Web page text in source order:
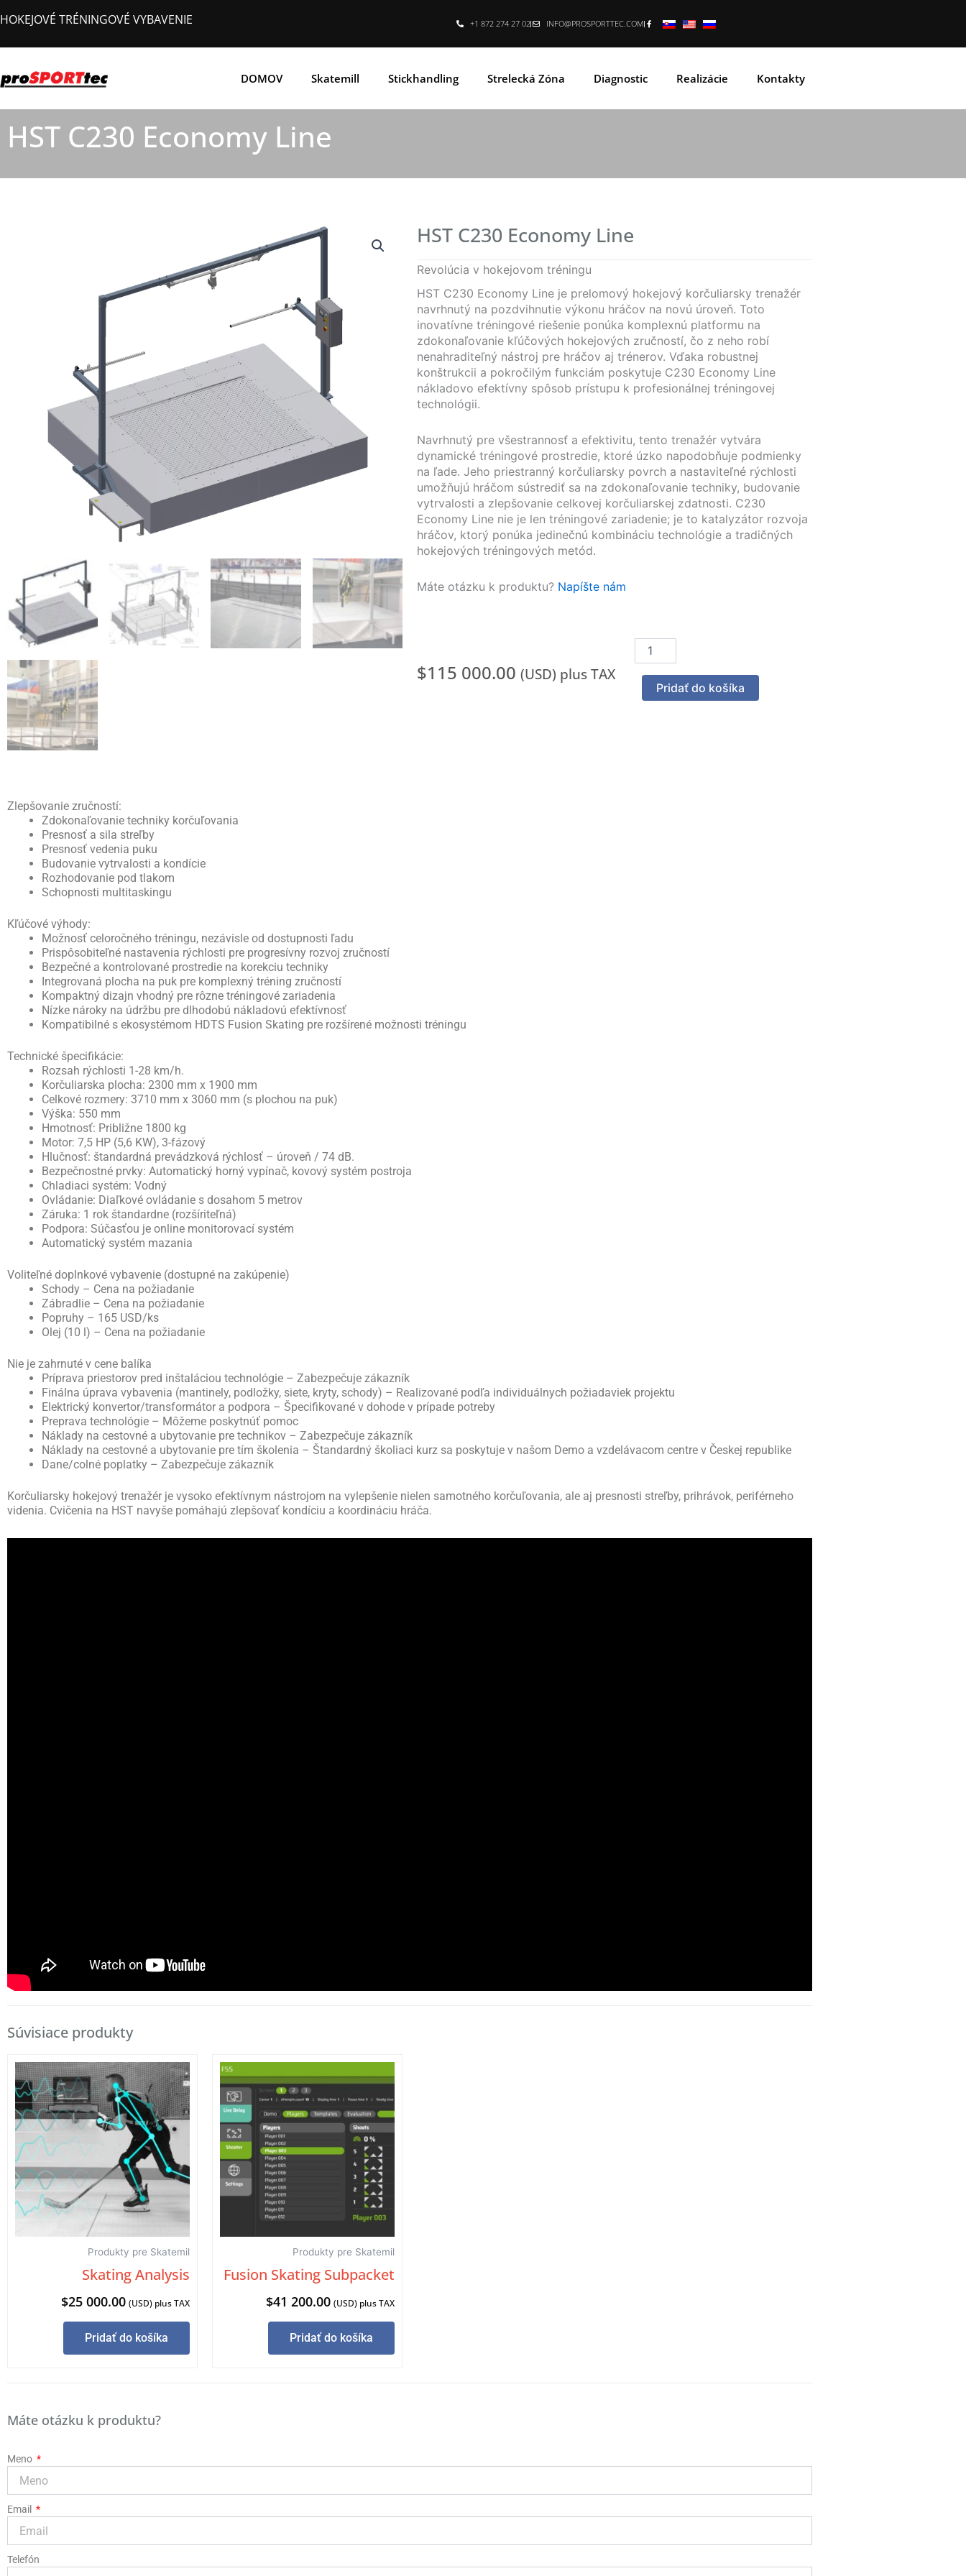
na
obsah
HOKEJOVÉ TRÉNINGOVÉ VYBAVENIE +1 872 274 27 02 INFO@PROSPORTTEC.COM
DOMOV Skatemill Stickhandling Strelecká Zóna Diagnostic Realizácie Kontakty
HST C230 Economy Line
HST C230 Economy Line
Revolúcia v hokejovom tréningu
HST C230 Economy Line je prelomový hokejový korčuliarsky trenažér
navrhnutý na pozdvihnutie výkonu hráčov na novú úroveň. Toto
inovatívne tréningové riešenie ponúka komplexnú platformu na
zdokonaľovanie kľúčových hokejových zručností, čo z neho robí
nenahraditeľný nástroj pre hráčov aj trénerov. Vďaka robustnej
konštrukcii a pokročilým funkciám poskytuje C230 Economy Line
nákladovo efektívny spôsob prístupu k profesionálnej tréningovej
technológii.
Navrhnutý pre všestrannosť a efektivitu, tento trenažér vytvára
dynamické tréningové prostredie, ktoré úzko napodobňuje podmienky
na ľade. Jeho priestranný korčuliarsky povrch a nastaviteľné rýchlosti
umožňujú hráčom sústrediť sa na zdokonaľovanie techniky, budovanie
vytrvalosti a zlepšovanie celkovej korčuliarskej zdatnosti. C230
Economy Line nie je len tréningové zariadenie; je to katalyzátor rozvoja
hráčov, ktorý ponúka jedinečnú kombináciu technológie a tradičných
hokejových tréningových metód.
Máte otázku k produktu? Napíšte nám
$115 000.00 (USD) plus TAX
množstvo
HST
C230
Economy
Line
Pridať do košíka
Zlepšovanie zručností:
Zdokonaľovanie techniky korčuľovania
Presnosť a sila streľby
Presnosť vedenia puku
Budovanie vytrvalosti a kondície
Rozhodovanie pod tlakom
Schopnosti multitaskingu
Kľúčové výhody:
Možnosť celoročného tréningu, nezávisle od dostupnosti ľadu
Prispôsobiteľné nastavenia rýchlosti pre progresívny rozvoj zručností
Bezpečné a kontrolované prostredie na korekciu techniky
Integrovaná plocha na puk pre komplexný tréning zručností
Kompaktný dizajn vhodný pre rôzne tréningové zariadenia
Nízke nároky na údržbu pre dlhodobú nákladovú efektívnosť
Kompatibilné s ekosystémom HDTS Fusion Skating pre rozšírené možnosti tréningu
Technické špecifikácie:
Rozsah rýchlosti 1-28 km/h.
Korčuliarska plocha: 2300 mm x 1900 mm
Celkové rozmery: 3710 mm x 3060 mm (s plochou na puk)
Výška: 550 mm
Hmotnosť: Približne 1800 kg
Motor: 7,5 HP (5,6 KW), 3-fázový
Hlučnosť: štandardná prevádzková rýchlosť – úroveň / 74 dB.
Bezpečnostné prvky: Automatický horný vypínač, kovový systém postroja
Chladiaci systém: Vodný
Ovládanie: Diaľkové ovládanie s dosahom 5 metrov
Záruka: 1 rok štandardne (rozšíriteľná)
Podpora: Súčasťou je online monitorovací systém
Automatický systém mazania
Voliteľné doplnkové vybavenie (dostupné na zakúpenie)
Schody – Cena na požiadanie
Zábradlie – Cena na požiadanie
Popruhy – 165 USD/ks
Olej (10 l) – Cena na požiadanie
Nie je zahrnuté v cene balíka
Príprava priestorov pred inštaláciou technológie – Zabezpečuje zákazník
Finálna úprava vybavenia (mantinely, podložky, siete, kryty, schody) – Realizované podľa individuálnych požiadaviek projektu
Elektrický konvertor/transformátor a podpora – Špecifikované v dohode v prípade potreby
Preprava technológie – Môžeme poskytnúť pomoc
Náklady na cestovné a ubytovanie pre technikov – Zabezpečuje zákazník
Náklady na cestovné a ubytovanie pre tím školenia – Štandardný školiaci kurz sa poskytuje v našom Demo a vzdelávacom centre v Českej republike
Dane/colné poplatky – Zabezpečuje zákazník
Korčuliarsky hokejový trenažér je vysoko efektívnym nástrojom na vylepšenie nielen samotného korčuľovania, ale aj presnosti streľby, prihrávok, periférneho
videnia. Cvičenia na HST navyše pomáhajú zlepšovať kondíciu a koordináciu hráča.
Súvisiace produkty
Produkty pre Skatemil
Skating Analysis
$25 000.00 (USD) plus TAX
Pridať do košíka
Produkty pre Skatemil
Fusion Skating Subpacket
$41 200.00 (USD) plus TAX
Pridať do košíka
Máte otázku k produktu?
Meno
Email
Telefón